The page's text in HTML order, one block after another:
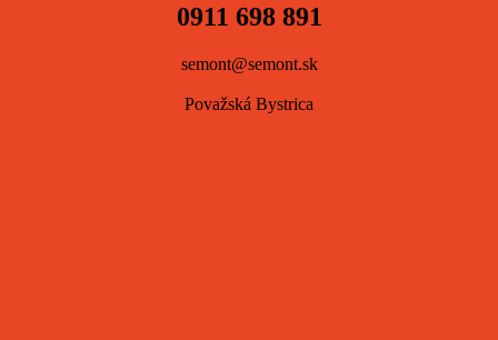
0911 698 891
semont@semont.sk
Považská Bystrica